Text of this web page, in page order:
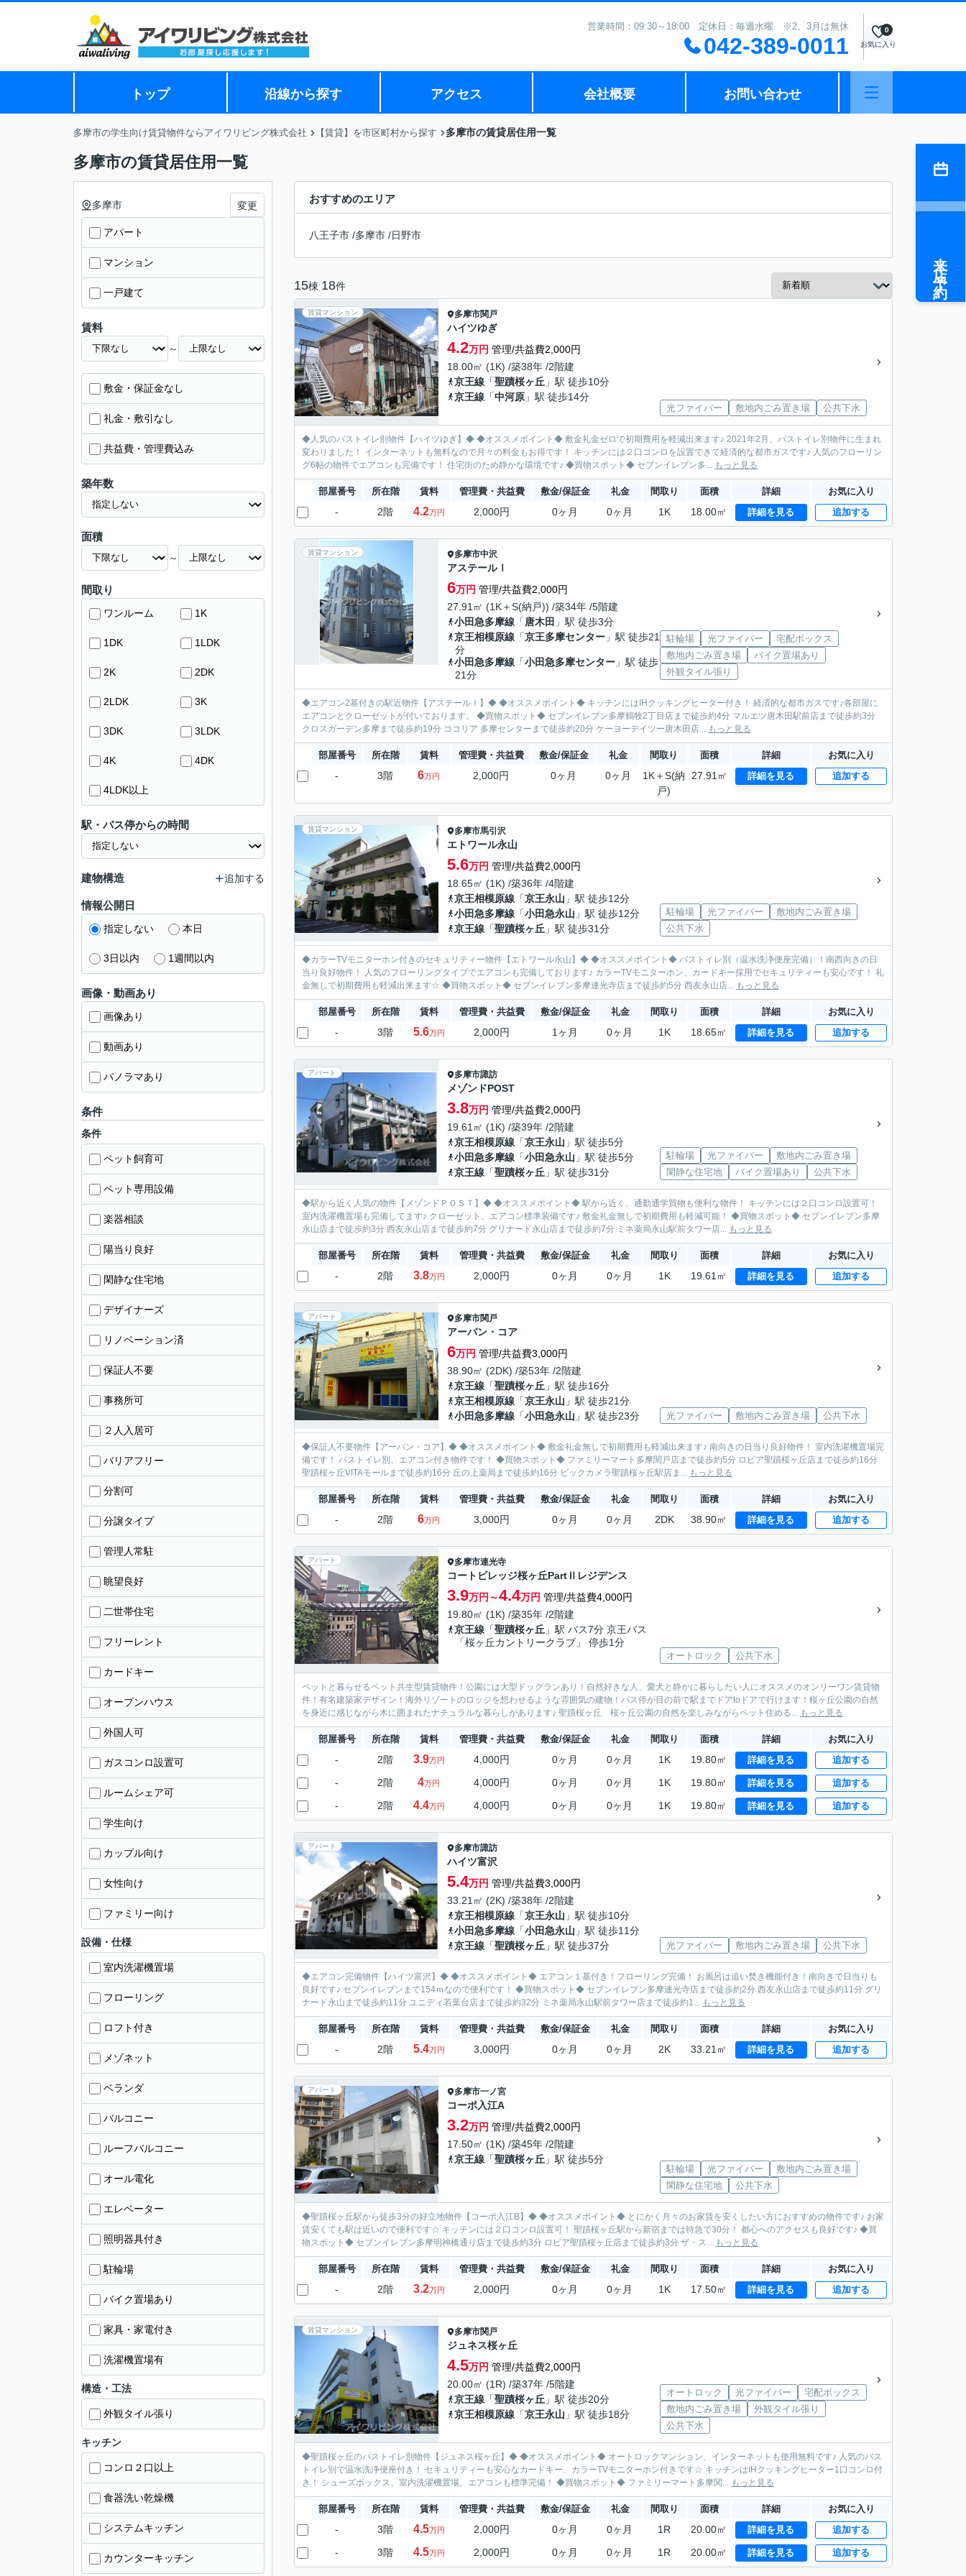
営業時間：09:30～18:00 定休日：毎週水曜 ※2、3月は無休
042-389-0011 お気に入り
0
トップ 沿線から探す アクセス 会社概要 お問い合わせ
多摩市の学生向け賃貸物件ならアイワリビング株式会社 【賃貸】を市区町村から探す 多摩市の賃貸居住用一覧
多摩市の賃貸居住用一覧
おすすめのエリア
八王子市 /多摩市 /日野市
15棟 18件
賃貸マンション 多摩市関戸
ハイツゆぎ
4.2万円 管理/共益費2,000円
18.00㎡ (1K) /築38年 /2階建
京王線 「聖蹟桜ヶ丘 」駅 徒歩10分
京王線 「中河原 」駅 徒歩14分
光ファイバー 敷地内ごみ置き場 公共下水
◆人気のバストイレ別物件【ハイツゆぎ】◆ ◆オススメポイント◆ 敷金礼金ゼロで初期費用を軽減出来ます♪ 2021年2月、バストイレ別物件に生まれ
変わりました！ インターネットも無料なので月々の料金もお得です！ キッチンには２口コンロを設置できて経済的な都市ガスです♪ 人気のフローリン
グ6帖の物件でエアコンも完備です！ 住宅街のため静かな環境です♪ ◆買物スポット◆ セブンイレブン多... もっと見る
部屋番号 所在階 賃料 管理費・共益費 敷金/保証金 礼金 間取り 面積 詳細 お気に入り
- 2階 4.2万円 2,000円 0ヶ月 0ヶ月 1K 18.00㎡ 詳細を見る 追加する
賃貸マンション 多摩市中沢
アステールⅠ
6万円 管理/共益費2,000円
27.91㎡ (1K＋S(納戸)) /築34年 /5階建
小田急多摩線 「唐木田 」駅 徒歩3分
京王相模原線 「京王多摩センター 」駅 徒歩21
分
小田急多摩線 「小田急多摩センター 」駅 徒歩
21分
駐輪場 光ファイバー
宅配ボックス
敷地内ごみ置き場
バイク置場あり
外観タイル張り
◆エアコン2基付きの駅近物件【アステールⅠ】◆ ◆オススメポイント◆ キッチンにはIHクッキングヒーター付き！ 経済的な都市ガスです♪各部屋に
エアコンとクローゼットが付いております。 ◆買物スポット◆ セブンイレブン多摩鶴牧2丁目店まで徒歩約4分 マルエツ唐木田駅前店まで徒歩約3分
クロスガーデン多摩まで徒歩約19分 ココリア 多摩センターまで徒歩約20分 ケーヨーデイツー唐木田店... もっと見る
部屋番号 所在階 賃料 管理費・共益費 敷金/保証金 礼金 間取り 面積 詳細 お気に入り
- 3階 6万円 2,000円 0ヶ月 0ヶ月
1K＋S(納
戸)
27.91㎡ 詳細を見る 追加する
賃貸マンション 多摩市馬引沢
エトワール永山
5.6万円 管理/共益費2,000円
18.65㎡ (1K) /築36年 /4階建
京王相模原線 「京王永山 」駅 徒歩12分
小田急多摩線 「小田急永山 」駅 徒歩12分
京王線 「聖蹟桜ヶ丘 」駅 徒歩31分
駐輪場 光ファイバー
敷地内ごみ置き場
公共下水
◆カラーTVモニターホン付きのセキュリティー物件【エトワール永山】◆ ◆オススメポイント◆ バストイレ別（温水洗浄便座完備）！南西向きの日
当り良好物件！ 人気のフローリングタイプでエアコンも完備しております♪ カラーTVモニターホン、カードキー採用でセキュリティーも安心です！ 礼
金無しで初期費用も軽減出来ます☆ ◆買物スポット◆ セブンイレブン多摩連光寺店まで徒歩約5分 西友永山店... もっと見る
部屋番号 所在階 賃料 管理費・共益費 敷金/保証金 礼金 間取り 面積 詳細 お気に入り
- 3階 5.6万円 2,000円 1ヶ月 0ヶ月 1K 18.65㎡ 詳細を見る 追加する
アパート 多摩市諏訪
メゾンドPOST
3.8万円 管理/共益費2,000円
19.61㎡ (1K) /築39年 /2階建
京王相模原線 「京王永山 」駅 徒歩5分
小田急多摩線 「小田急永山 」駅 徒歩5分
京王線 「聖蹟桜ヶ丘 」駅 徒歩31分
駐輪場 光ファイバー
敷地内ごみ置き場
閑静な住宅地
バイク置場あり 公共下水
◆駅から近く人気の物件【メゾンドＰＯＳＴ】◆ ◆オススメポイント◆ 駅から近く、通勤通学買物も便利な物件！ キッチンには２口コンロ設置可！
室内洗濯機置場も完備してます♪ クローゼット、エアコン標準装備です♪ 敷金礼金無しで初期費用も軽減可能！ ◆買物スポット◆ セブンイレブン多摩
永山店まで徒歩約3分 西友永山店まで徒歩約7分 グリナード永山店まで徒歩約7分 ミネ薬局永山駅前タワー店... もっと見る
部屋番号 所在階 賃料 管理費・共益費 敷金/保証金 礼金 間取り 面積 詳細 お気に入り
- 2階 3.8万円 2,000円 0ヶ月 0ヶ月 1K 19.61㎡ 詳細を見る 追加する
アパート 多摩市関戸
アーバン・コア
6万円 管理/共益費3,000円
38.90㎡ (2DK) /築53年 /2階建
京王線 「聖蹟桜ヶ丘 」駅 徒歩16分
京王相模原線 「京王永山 」駅 徒歩21分
小田急多摩線 「小田急永山 」駅 徒歩23分 光ファイバー 敷地内ごみ置き場 公共下水
◆保証人不要物件【アーバン・コア】◆ ◆オススメポイント◆ 敷金礼金無しで初期費用も軽減出来ます♪ 南向きの日当り良好物件！ 室内洗濯機置場完
備です！ バストイレ別、エアコン付き物件です！ ◆買物スポット◆ ファミリーマート多摩関戸店まで徒歩約5分 ロピア聖蹟桜ヶ丘店まで徒歩約16分
聖蹟桜ヶ丘VITAモールまで徒歩約16分 丘の上薬局まで徒歩約16分 ビックカメラ聖蹟桜ヶ丘駅店ま... もっと見る
部屋番号 所在階 賃料 管理費・共益費 敷金/保証金 礼金 間取り 面積 詳細 お気に入り
- 2階 6万円 3,000円 0ヶ月 0ヶ月 2DK 38.90㎡ 詳細を見る 追加する
アパート 多摩市連光寺
コートビレッジ桜ヶ丘PartⅡレジデンス
3.9万円～4.4万円 管理/共益費4,000円
19.80㎡ (1K) /築35年 /2階建
京王線 「聖蹟桜ヶ丘 」駅 バス7分 京王バス
「桜ヶ丘カントリークラブ」 停歩1分
オートロック 公共下水
ペットと暮らせるペット共生型賃貸物件！公園には大型ドッグランあり！自然好きな人、愛犬と静かに暮らしたい人にオススメのオンリーワン賃貸物
件！有名建築家デザイン！海外リゾートのロッジを想わせるような雰囲気の建物！バス停が目の前で駅までドアtoドアで行けます！桜ヶ丘公園の自然
を身近に感じながら木に囲まれたナチュラルな暮らしがあります♪ 聖蹟桜ヶ丘 桜ヶ丘公園の自然を楽しみながらペット住める... もっと見る
部屋番号 所在階 賃料 管理費・共益費 敷金/保証金 礼金 間取り 面積 詳細 お気に入り
- 2階 3.9万円 4,000円 0ヶ月 0ヶ月 1K 19.80㎡ 詳細を見る 追加する
- 2階 4万円 4,000円 0ヶ月 0ヶ月 1K 19.80㎡ 詳細を見る 追加する
- 2階 4.4万円 4,000円 0ヶ月 0ヶ月 1K 19.80㎡ 詳細を見る 追加する
アパート 多摩市諏訪
ハイツ富沢
5.4万円 管理/共益費3,000円
33.21㎡ (2K) /築38年 /2階建
京王相模原線 「京王永山 」駅 徒歩10分
小田急多摩線 「小田急永山 」駅 徒歩11分
京王線 「聖蹟桜ヶ丘 」駅 徒歩37分 光ファイバー 敷地内ごみ置き場 公共下水
◆エアコン完備物件【ハイツ富沢】◆ ◆オススメポイント◆ エアコン１基付き！フローリング完備！ お風呂は追い焚き機能付き！南向きで日当りも
良好です♪ セブンイレブンまで154ｍなので便利です！ ◆買物スポット◆ セブンイレブン多摩連光寺店まで徒歩約2分 西友永山店まで徒歩約11分 グリ
ナード永山まで徒歩約11分 ユニディ若葉台店まで徒歩約32分 ミネ薬局永山駅前タワー店まで徒歩約1... もっと見る
部屋番号 所在階 賃料 管理費・共益費 敷金/保証金 礼金 間取り 面積 詳細 お気に入り
- 2階 5.4万円 3,000円 0ヶ月 0ヶ月 2K 33.21㎡ 詳細を見る 追加する
アパート 多摩市一ノ宮
コーポ入江A
3.2万円 管理/共益費2,000円
17.50㎡ (1K) /築45年 /2階建
京王線 「聖蹟桜ヶ丘 」駅 徒歩5分
駐輪場 光ファイバー
敷地内ごみ置き場
閑静な住宅地
公共下水
◆聖蹟桜ヶ丘駅から徒歩3分の好立地物件【コーポ入江B】◆ ◆オススメポイント◆ とにかく月々のお家賃を安くしたい方におすすめの物件です♪ お家
賃安くても駅は近いので便利です☆ キッチンには２口コンロ設置可！ 聖蹟桜ヶ丘駅から新宿までは特急で30分！ 都心へのアクセスも良好です♪ ◆買
物スポット◆ セブンイレブン多摩明神橋通り店まで徒歩約3分 ロピア聖蹟桜ヶ丘店まで徒歩約3分 ザ・ス... もっと見る
部屋番号 所在階 賃料 管理費・共益費 敷金/保証金 礼金 間取り 面積 詳細 お気に入り
- 2階 3.2万円 2,000円 0ヶ月 0ヶ月 1K 17.50㎡ 詳細を見る 追加する
賃貸マンション 多摩市関戸
ジュネス桜ヶ丘
4.5万円 管理/共益費2,000円
20.00㎡ (1R) /築37年 /5階建
京王線 「聖蹟桜ヶ丘 」駅 徒歩20分
京王相模原線 「京王永山 」駅 徒歩18分
オートロック 光ファイバー
宅配ボックス
敷地内ごみ置き場
外観タイル張り
公共下水
◆聖蹟桜ヶ丘のバストイレ別物件【ジュネス桜ヶ丘】◆ ◆オススメポイント◆ オートロックマンション、インターネットも使用無料です♪ 人気のバス
トイレ別で温水洗浄便座付き！ セキュリティーも安心なカードキー、カラーTVモニターホン付きです☆ キッチンはIHクッキングヒーター1口コンロ付
き！ シューズボックス、室内洗濯機置場、エアコンも標準完備！ ◆買物スポット◆ ファミリーマート多摩関... もっと見る
部屋番号 所在階 賃料 管理費・共益費 敷金/保証金 礼金 間取り 面積 詳細 お気に入り
- 3階 4.5万円 2,000円 0ヶ月 0ヶ月 1R 20.00㎡ 詳細を見る 追加する
- 3階 4.5万円 2,000円 0ヶ月 0ヶ月 1R 20.00㎡ 詳細を見る 追加する
多摩市 変更
アパート
マンション
一戸建て
賃料
～
敷金・保証金なし
礼金・敷引なし
共益費・管理費込み
築年数
面積
～
間取り
ワンルーム 1K
1DK 1LDK
2K 2DK
2LDK 3K
3DK 3LDK
4K 4DK
4LDK以上
駅・バス停からの時間
建物構造 追加する
情報公開日
指定しない 本日
3日以内 1週間以内
画像・動画あり
画像あり
動画あり
パノラマあり
条件
条件
ペット飼育可
ペット専用設備
楽器相談
陽当り良好
閑静な住宅地
デザイナーズ
リノベーション済
保証人不要
事務所可
２人入居可
バリアフリー
分割可
分譲タイプ
管理人常駐
眺望良好
二世帯住宅
フリーレント
カードキー
オープンハウス
外国人可
ガスコンロ設置可
ルームシェア可
学生向け
カップル向け
女性向け
ファミリー向け
設備・仕様
室内洗濯機置場
フローリング
ロフト付き
メゾネット
ベランダ
バルコニー
ルーフバルコニー
オール電化
エレベーター
照明器具付き
駐輪場
バイク置場あり
家具・家電付き
洗濯機置場有
構造・工法
外観タイル張り
キッチン
コンロ２口以上
食器洗い乾燥機
システムキッチン
カウンターキッチン
来店予約